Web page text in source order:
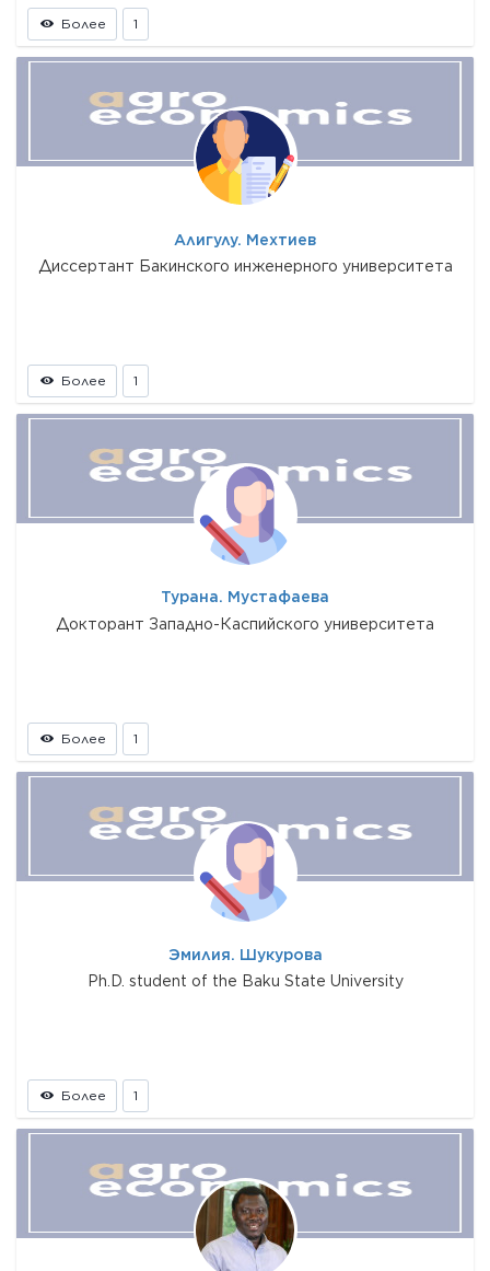
Более 1
Алигулу. Мехтиев
Диссертант Бакинского инженерного университета
Более 1
Турана. Мустафаева
Докторант Западно-Каспийского университета
Более 1
Эмилия. Шукурова
Ph.D. student of the Baku State University
Более 1